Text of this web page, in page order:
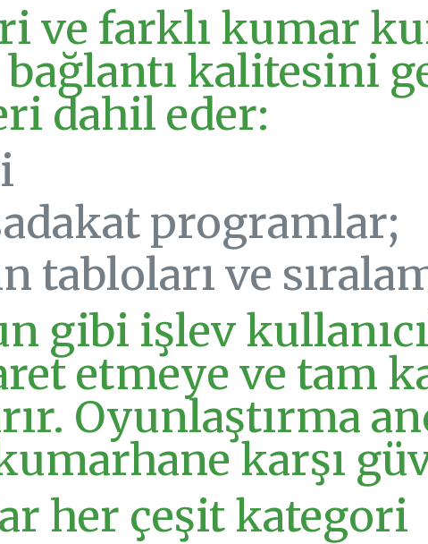
ve farklı kumar
bağlantı kalitesini
dahil eder:
programlar;
tabloları ve
gibi işlev
etmeye ve tam
Oyunlaştırma
karşı
her çeşit kategori